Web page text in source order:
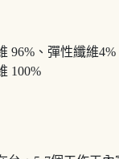
96%、彈性纖維4%
100%